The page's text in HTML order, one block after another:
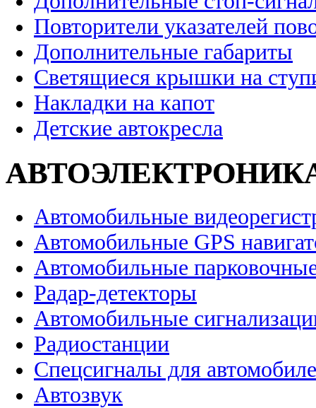
Повторители указателей
Дополнительные габариты
Светящиеся крышки на
Накладки на капот
Детские автокресла
Автомобильные
Автомобильные GPS
Автомобильные
Радар-детекторы
Автомобильные
Радиостанции
Спецсигналы для
Автозвук